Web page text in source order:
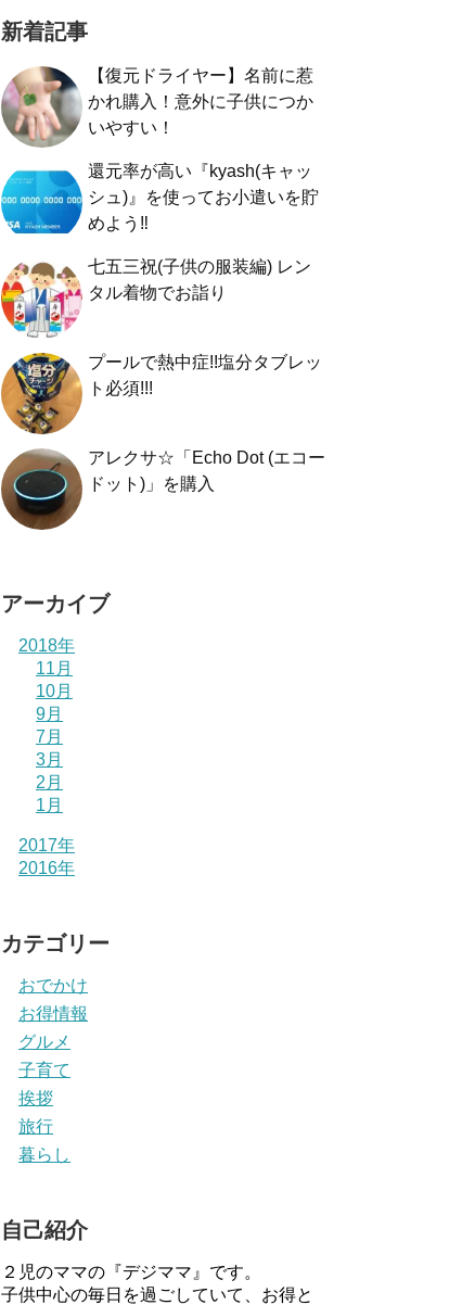
新着記事
【復元ドライヤー】名前に惹
かれ購入！意外に子供につか
いやすい！
還元率が高い『kyash(キャッ
シュ)』を使ってお小遣いを貯
めよう‼︎
七五三祝(子供の服装編) レン
タル着物でお詣り
プールで熱中症!!塩分タブレッ
ト必須!!!
アレクサ☆「Echo Dot (エコー
ドット)」を購入
アーカイブ
2018年
11月
10月
9月
7月
3月
2月
1月
2017年
2016年
カテゴリー
おでかけ
お得情報
グルメ
子育て
挨拶
旅行
暮らし
自己紹介
２児のママの『デジママ』です。
子供中心の毎日を過ごしていて、お得と